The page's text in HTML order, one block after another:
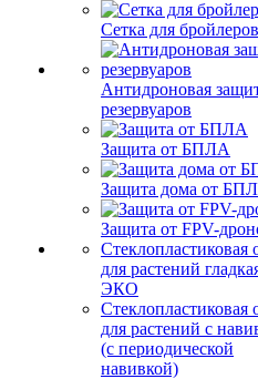
Сетка для бройлеров
Антидроновая
резервуаров
Защита от БПЛА
Защита дома от
Защита от FPV-
Стеклопластиковая
для растений
ЭКО
Стеклопластиковая
для растений с
(с периодической
навивкой)